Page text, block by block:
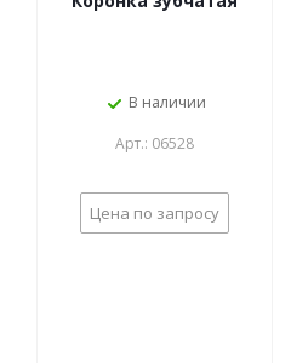
В наличии
Арт.: 06528
Цена по запросу